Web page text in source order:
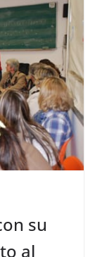
su
al